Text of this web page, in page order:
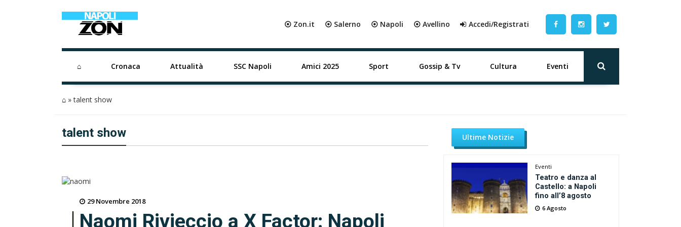
⦿ Zon.it ⦿ Salerno ⦿ Napoli ⦿ Avellino Accedi/Registrati
⌂ Cronaca Attualità SSC Napoli Amici 2025 Sport Gossip & Tv Cultura Eventi
⌂ »talent show
talent show
29 Novembre 2018
Naomi Rivieccio a X Factor: Napoli
Ultime Notizie
Eventi
Teatro e danza al
Castello: a Napoli
fino all’8 agosto
6 Agosto